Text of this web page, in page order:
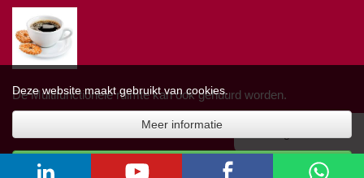
De Multifunctionele ruimte kan ook gehuurd worden.
Deze website maakt gebruikt van cookies.
Meer informatie
▲ Terug naar boven